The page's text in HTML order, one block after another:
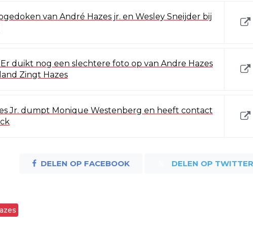
van André Hazes jr. en Wesley Sneijder bij
duikt nog een slechtere foto op van Andre Hazes
Zingt Hazes
Jr. dumpt Monique Westenberg en heeft contact
DELEN OP FACEBOOK DELEN OP TWITTER